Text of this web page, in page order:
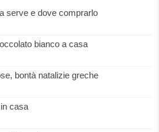
serve e dove comprarlo
bianco a casa
bontà natalizie greche
casa